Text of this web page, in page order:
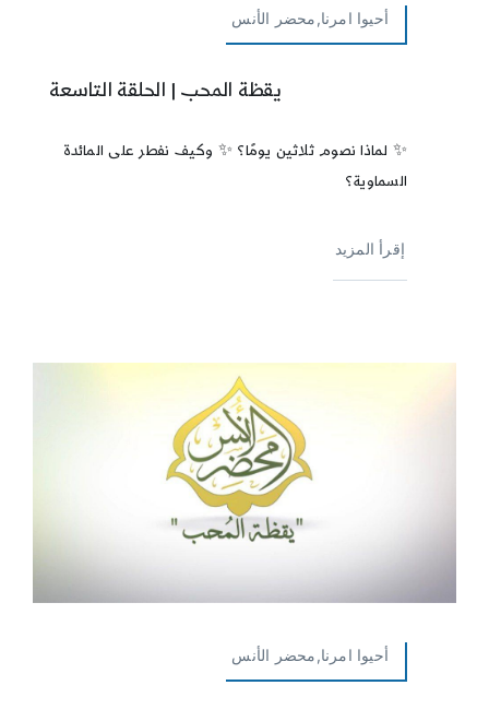
أحيوا امرنا,محضر الأنس
يقظة المحب | الحلقة التاسعة
✨ لماذا نصوم ثلاثين يومًا؟ ✨ وكيف نفطر على المائدة
السماوية؟
إقرأ المزيد
أحيوا امرنا,محضر الأنس